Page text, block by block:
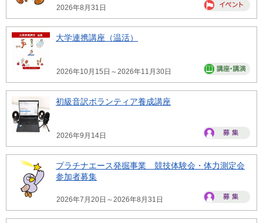
2026年8月31日
大学連携講座（温活）
2026年10月15日～2026年11月30日
初級音訳ボランティア養成講座
2026年9月14日
プラチナエース発掘事業 競技体験会・体力測定会
参加者募集
2026年7月20日～2026年8月31日